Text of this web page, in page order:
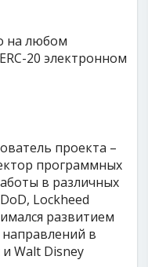
на любом
20 электронном
проекта –
программных
в различных
Lockheed
развитием
в
Walt Disney